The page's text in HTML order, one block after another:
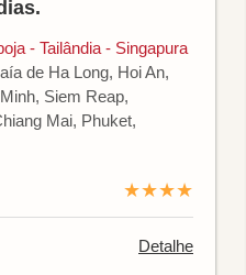
- Tailândia - Singapura
de Ha Long, Hoi An,
Siem Reap,
Mai, Phuket,
★★★★
Detalhe